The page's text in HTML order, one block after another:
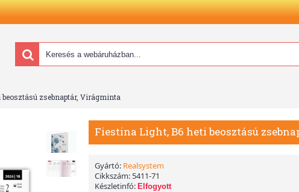
zsebnaptár, Virágminta
Fiestina Light, B6 heti beosztású
Gyártó: Realsystem
Cikkszám: 5411-71
Készletinfó: Elfogyott